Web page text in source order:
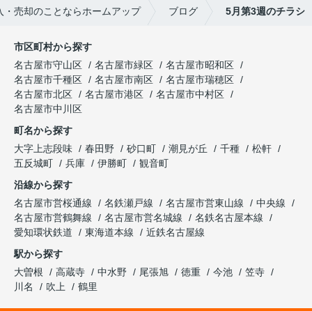
売却のことならホームアップ ブログ 5月第3週のチラシ
市区町村から探す
名古屋市守山区
名古屋市緑区
名古屋市昭和区
名古屋市千種区
名古屋市南区
名古屋市瑞穂区
名古屋市北区
名古屋市港区
名古屋市中村区
名古屋市中川区
町名から探す
大字上志段味
春田野 砂口町 潮見が丘 千種
松軒
五反城町
兵庫 伊勝町
観音町
沿線から探す
名古屋市営桜通線
名鉄瀬戸線 名古屋市営東山線
中央線
名古屋市営鶴舞線
名古屋市営名城線
名鉄名古屋本線
愛知環状鉄道
東海道本線
近鉄名古屋線
駅から探す
大曽根
高蔵寺 中水野 尾張旭 徳重 今池
笠寺
川名
吹上 鶴里